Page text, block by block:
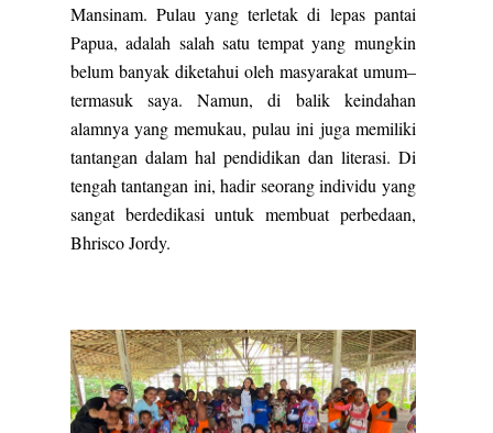
Mansinam. Pulau yang terletak di lepas pantai
Papua, adalah salah satu tempat yang mungkin
belum banyak diketahui oleh masyarakat umum–
termasuk saya. Namun, di balik keindahan
alamnya yang memukau, pulau ini juga memiliki
tantangan dalam hal pendidikan dan literasi. Di
tengah tantangan ini, hadir seorang individu yang
sangat berdedikasi untuk membuat perbedaan,
Bhrisco Jordy.